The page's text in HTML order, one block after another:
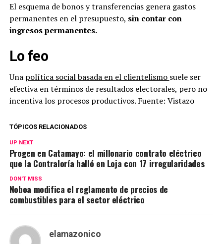
El esquema de bonos y transferencias genera gastos
permanentes en el presupuesto, sin contar con
ingresos permanentes.
Lo feo
Una política social basada en el clientelismo suele ser
efectiva en términos de resultados electorales, pero no
incentiva los procesos productivos. Fuente: Vistazo
TÓPICOS RELACIONADOS
UP NEXT
Progen en Catamayo: el millonario contrato eléctrico
que la Contraloría halló en Loja con 17 irregularidades
DON'T MISS
Noboa modifica el reglamento de precios de
combustibles para el sector eléctrico
elamazonico